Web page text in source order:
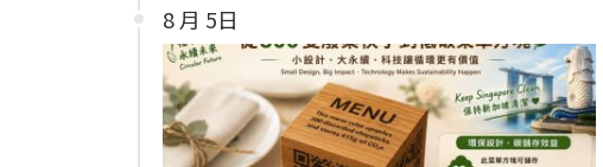
8 月 5日